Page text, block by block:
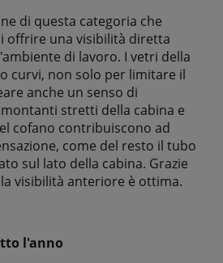
di questa categoria che
offrire una visibilità diretta
di lavoro. I vetri della
curvi, non solo per limitare il
anche un senso di
stretti della cabina e
cofano contribuiscono ad
come del resto il tubo
sul lato della cabina. Grazie
visibilità anteriore è ottima.
l'anno